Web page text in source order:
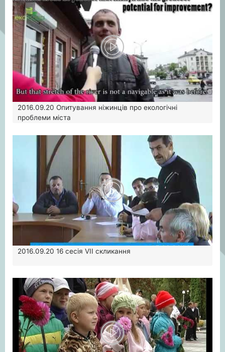
2016.09.20 Опитування ніжинців про екологічні
проблеми міста
2016.09.20 16 сесія VІІ скликання